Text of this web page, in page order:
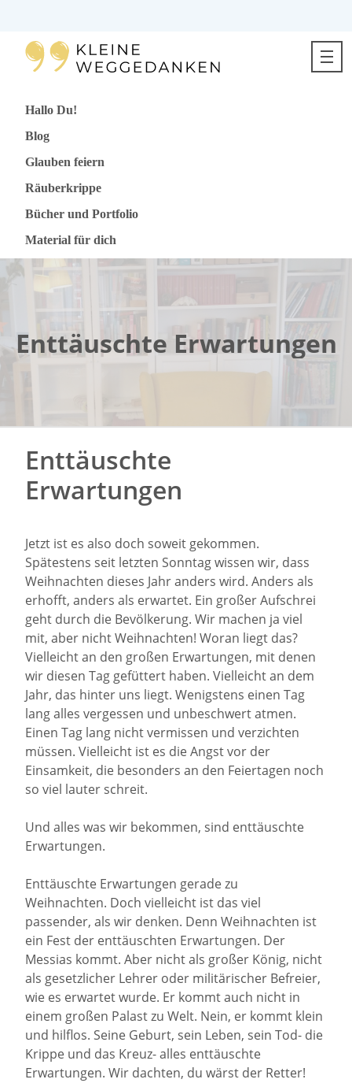
Direkt
Hallo Du!
Blog
Glauben feiern
Räuberkrippe
Bücher und Portfolio
Material für dich
Enttäuschte Erwartungen
Enttäuschte
Erwartungen
Jetzt ist es also doch soweit gekommen.
Spätestens seit letzten Sonntag wissen wir, dass
Weihnachten dieses Jahr anders wird. Anders als
erhofft, anders als erwartet. Ein großer Aufschrei
geht durch die Bevölkerung. Wir machen ja viel
mit, aber nicht Weihnachten! Woran liegt das?
Vielleicht an den großen Erwartungen, mit denen
wir diesen Tag gefüttert haben. Vielleicht an dem
Jahr, das hinter uns liegt. Wenigstens einen Tag
lang alles vergessen und unbeschwert atmen.
Einen Tag lang nicht vermissen und verzichten
müssen. Vielleicht ist es die Angst vor der
Einsamkeit, die besonders an den Feiertagen noch
so viel lauter schreit.
Und alles was wir bekommen, sind enttäuschte
Erwartungen.
Enttäuschte Erwartungen gerade zu
Weihnachten. Doch vielleicht ist das viel
passender, als wir denken. Denn Weihnachten ist
ein Fest der enttäuschten Erwartungen. Der
Messias kommt. Aber nicht als großer König, nicht
als gesetzlicher Lehrer oder militärischer Befreier,
wie es erwartet wurde. Er kommt auch nicht in
einem großen Palast zu Welt. Nein, er kommt klein
und hilflos. Seine Geburt, sein Leben, sein Tod- die
Krippe und das Kreuz- alles enttäuschte
Erwartungen. Wir dachten, du wärst der Retter!